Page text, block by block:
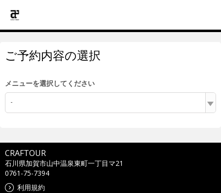
ご予約内容の選択
メニューを選択してください
-
CRAFTOUR
石川県加賀市山中温泉東町一丁目マ21
0761-75-7394
利用規約